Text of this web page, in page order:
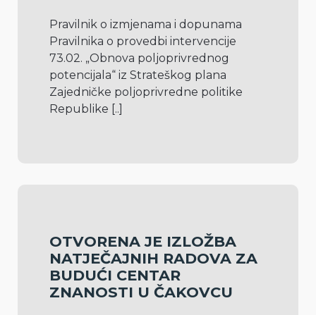
Pravilnik o izmjenama i dopunama
Pravilnika o provedbi intervencije
73.02. „Obnova poljoprivrednog
potencijala“ iz Strateškog plana
Zajedničke poljoprivredne politike
Republike [..]
OTVORENA JE IZLOŽBA
NATJEČAJNIH RADOVA ZA
BUDUĆI CENTAR
ZNANOSTI U ČAKOVCU